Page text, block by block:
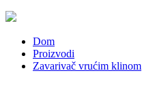
Dom
Proizvodi
Zavarivač vrućim klinom